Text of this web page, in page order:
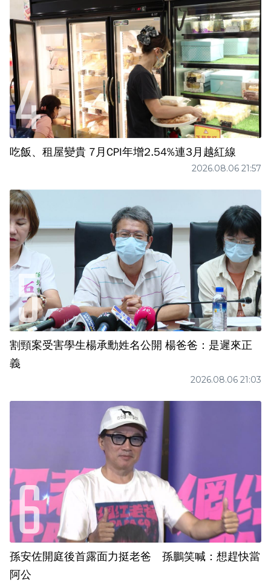
吃飯、租屋變貴 7月CPI年增2.54%連3月越紅線
2026.08.06 21:57
割頸案受害學生楊承勳姓名公開 楊爸爸：是遲來正
義
2026.08.06 21:03
孫安佐開庭後首露面力挺老爸 孫鵬笑喊：想趕快當
阿公